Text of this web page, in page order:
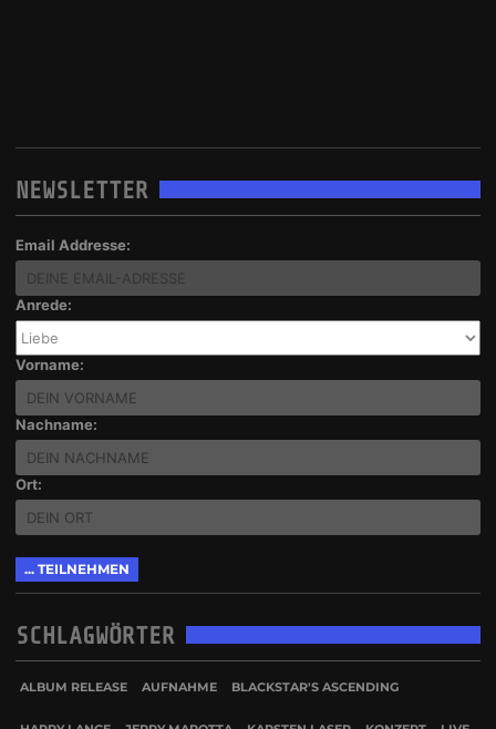
NEWSLETTER
Email Addresse:
Anrede:
Vorname:
Nachname:
Ort:
SCHLAGWÖRTER
ALBUM RELEASE AUFNAHME BLACKSTAR'S ASCENDING